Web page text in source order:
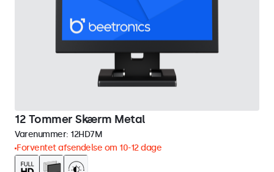
12 Tommer Skærm Metal
Varenummer: 12HD7M
Forventet afsendelse om 10-12 dage